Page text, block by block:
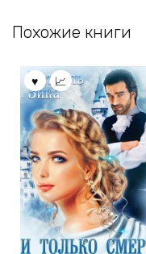
Похожие книги